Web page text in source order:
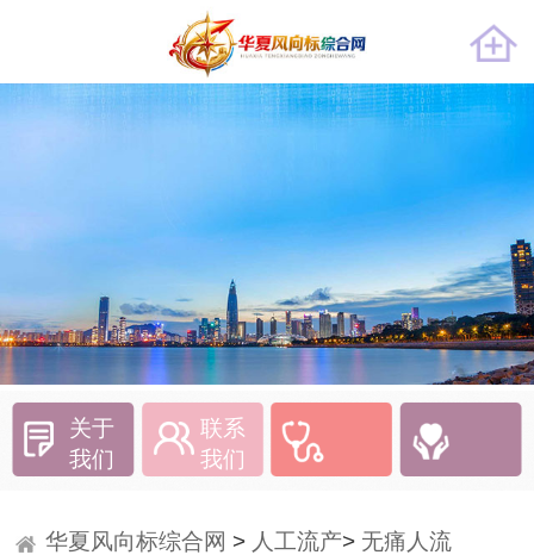
关于
我们
联系
我们
华夏风向标综合网 > 人工流产> 无痛人流